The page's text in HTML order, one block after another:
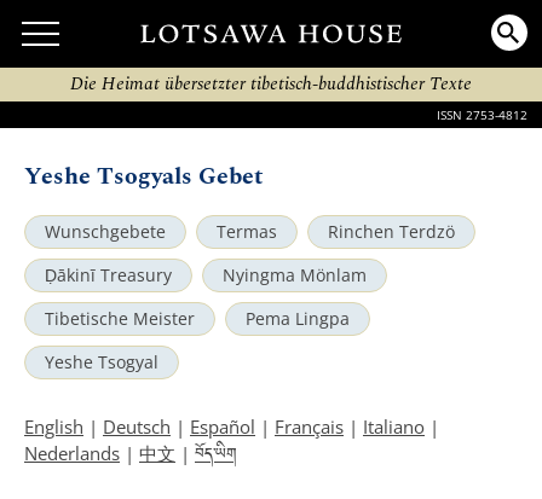
Die Heimat übersetzter tibetisch-buddhistischer Texte
ISSN 2753-4812
Yeshe Tsogyals Gebet
Wunschgebete Termas
Rinchen Terdzö
Ḍākinī Treasury
Nyingma Mönlam
Tibetische Meister
Pema Lingpa
Yeshe Tsogyal
English | Deutsch | Español | Français | Italiano |
Nederlands | 中文 | བོད་ཡིག